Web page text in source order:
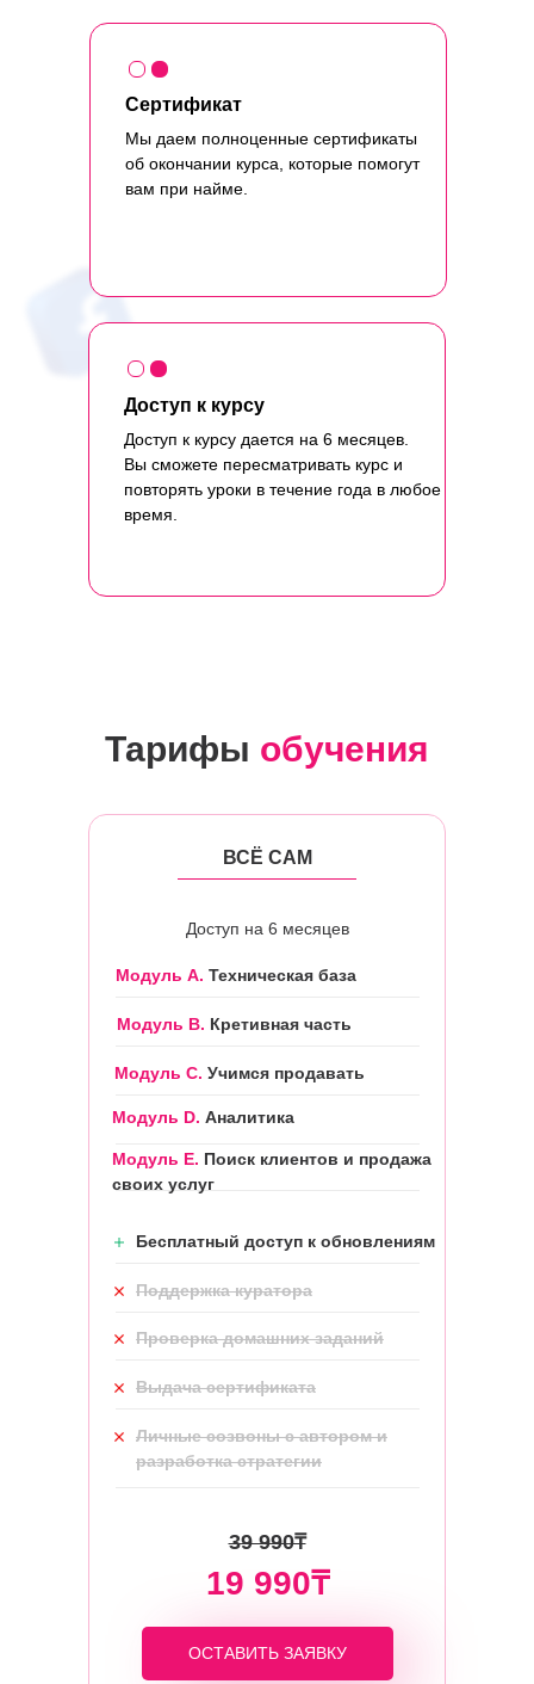
Сертификат
Мы даем полноценные сертификаты
об окончании курса, которые помогут
вам при найме.
Доступ к курсу
Доступ к курсу дается на 6 месяцев.
Вы сможете пересматривать курс и
повторять уроки в течение года в любое
время.
Тарифы обучения
ВСЁ САМ
Доступ на 6 месяцев
Модуль А. Техническая база
Модуль B. Кретивная часть
Модуль С. Учимся продавать
Бесплатный доступ к обновлениям
Поддержка куратора
Проверка домашних заданий
Выдача сертификата
Личные созвоны с автором и
разработка стратегии
39 990₸
19 990₸
ОСТАВИТЬ ЗАЯВКУ
Модуль D. Аналитика
Модуль Е. Поиск клиентов и продажа
своих услуг